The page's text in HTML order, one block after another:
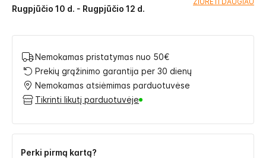
Rugpjūčio 10 d. - Rugpjūčio 12 d.
Nemokamas pristatymas nuo 50€
Prekių grąžinimo garantija per 30 dienų
Nemokamas atsiėmimas parduotuvėse
Tikrinti likutį parduotuvėje
Perki pirmą kartą?